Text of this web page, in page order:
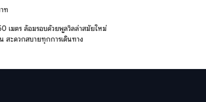
ท
เมตร ล้อมรอบด้วยพูลวิลล่าสมัยใหม่
สะดวกสบายทุกการเดินทาง